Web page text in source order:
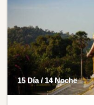
15 Día / 14 Noche